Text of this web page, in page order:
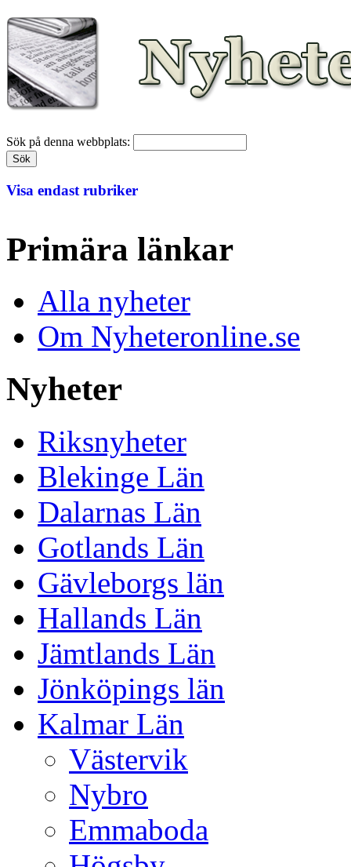
Sök på denna webbplats:
Visa endast rubriker
Primära länkar
Alla nyheter
Om Nyheteronline.se
Nyheter
Riksnyheter
Blekinge Län
Dalarnas Län
Gotlands Län
Gävleborgs län
Hallands Län
Jämtlands Län
Jönköpings län
Kalmar Län
Västervik
Nybro
Emmaboda